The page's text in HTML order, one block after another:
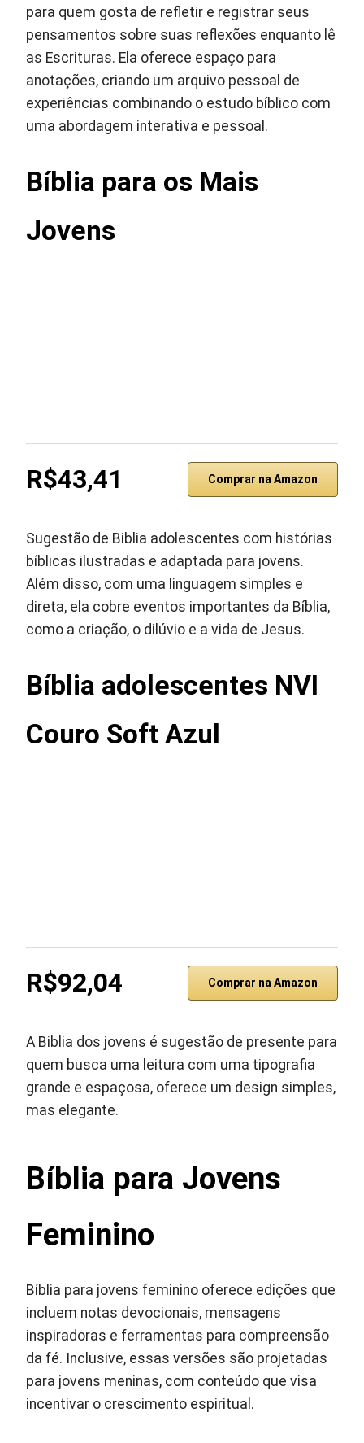
para quem gosta de refletir e registrar seus
pensamentos sobre suas reflexões enquanto lê
as Escrituras. Ela oferece espaço para
anotações, criando um arquivo pessoal de
experiências combinando o estudo bíblico com
uma abordagem interativa e pessoal.
Bíblia para os Mais
Jovens
R$43,41 Comprar na Amazon
Sugestão de Biblia adolescentes com histórias
bíblicas ilustradas e adaptada para jovens.
Além disso, com uma linguagem simples e
direta, ela cobre eventos importantes da Bíblia,
como a criação, o dilúvio e a vida de Jesus.
Bíblia adolescentes NVI
Couro Soft Azul
R$92,04 Comprar na Amazon
A Biblia dos jovens é sugestão de presente para
quem busca uma leitura com uma tipografia
grande e espaçosa, oferece um design simples,
mas elegante.
Bíblia para Jovens
Feminino
Bíblia para jovens feminino oferece edições que
incluem notas devocionais, mensagens
inspiradoras e ferramentas para compreensão
da fé. Inclusive, essas versões são projetadas
para jovens meninas, com conteúdo que visa
incentivar o crescimento espiritual.